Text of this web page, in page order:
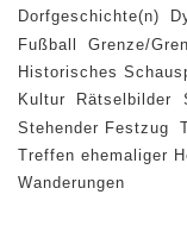
Dorfgeschichte(n)
Fußball
Grenze/
Historisches
Kultur
Rätselbilder
Stehender Festzug
Treffen ehemaliger
Wanderungen